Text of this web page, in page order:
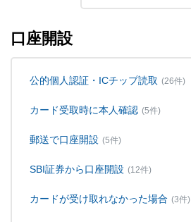
口座開設
公的個人認証・ICチップ読取 (26件)
カード受取時に本人確認 (5件)
郵送で口座開設 (5件)
SBI証券から口座開設 (12件)
カードが受け取れなかった場合 (3件)